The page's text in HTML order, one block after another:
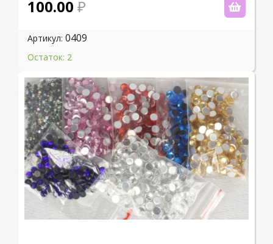
100.00
Артикул: 0409
Остаток: 2